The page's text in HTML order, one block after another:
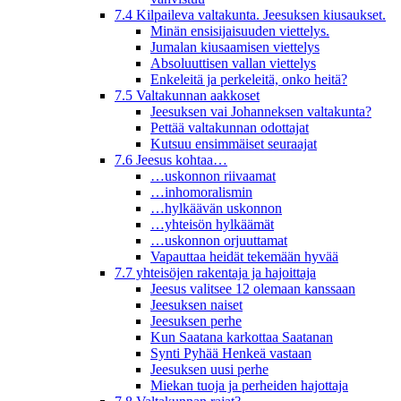
7.4 Kilpaileva valtakunta. Jeesuksen kiusaukset.
Minän ensisijaisuuden viettelys.
Jumalan kiusaamisen viettelys
Absoluuttisen vallan viettelys
Enkeleitä ja perkeleitä, onko heitä?
7.5 Valtakunnan aakkoset
Jeesuksen vai Johanneksen valtakunta?
Pettää valtakunnan odottajat
Kutsuu ensimmäiset seuraajat
7.6 Jeesus kohtaa…
…uskonnon riivaamat
…inhomoralismin
…hylkäävän uskonnon
…yhteisön hylkäämät
…uskonnon orjuuttamat
Vapauttaa heidät tekemään hyvää
7.7 yhteisöjen rakentaja ja hajoittaja
Jeesus valitsee 12 olemaan kanssaan
Jeesuksen naiset
Jeesuksen perhe
Kun Saatana karkottaa Saatanan
Synti Pyhää Henkeä vastaan
Jeesuksen uusi perhe
Miekan tuoja ja perheiden hajottaja